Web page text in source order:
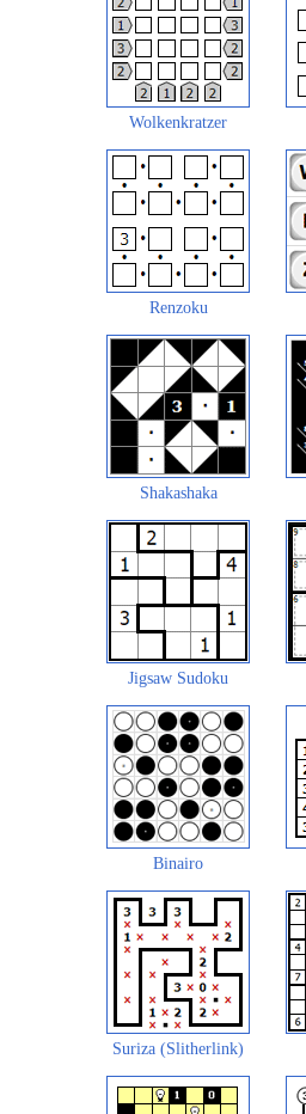
Wolkenkratzer
Renzoku
Shakashaka
Jigsaw Sudoku
Binairo
Suriza (Slitherlink)